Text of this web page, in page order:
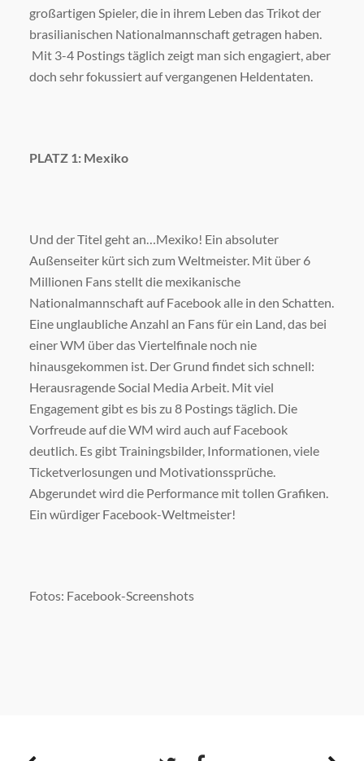
großartigen Spieler, die in ihrem Leben das Trikot der
brasilianischen Nationalmannschaft getragen haben.
Mit 3-4 Postings täglich zeigt man sich engagiert, aber
doch sehr fokussiert auf vergangenen Heldentaten.
PLATZ 1: Mexiko
Und der Titel geht an…Mexiko! Ein absoluter
Außenseiter kürt sich zum Weltmeister. Mit über 6
Millionen Fans stellt die mexikanische
Nationalmannschaft auf Facebook alle in den Schatten.
Eine unglaubliche Anzahl an Fans für ein Land, das bei
einer WM über das Viertelfinale noch nie
hinausgekommen ist. Der Grund findet sich schnell:
Herausragende Social Media Arbeit. Mit viel
Engagement gibt es bis zu 8 Postings täglich. Die
Vorfreude auf die WM wird auch auf Facebook
deutlich. Es gibt Trainingsbilder, Informationen, viele
Ticketverlosungen und Motivationssprüche.
Abgerundet wird die Performance mit tollen Grafiken.
Ein würdiger Facebook-Weltmeister!
Fotos: Facebook-Screenshots